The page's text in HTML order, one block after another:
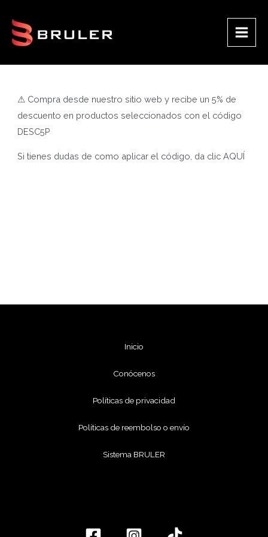
contenido
Main
⚠ Compra desde nuestro sitio web y recibe un 5% de
descuento en productos seleccionados con el código
DESC5P
Si tienes dudas de como aplicar el código, da clicAQUÍ
Inicio
Conócenos
Políticas de privacidad
Políticas de reembolso o envío
Sistema BRULER